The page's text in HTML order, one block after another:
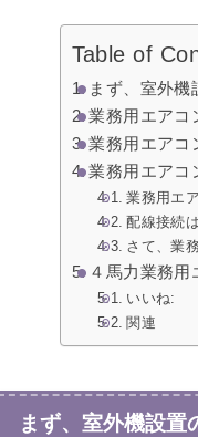
Table of
まず、室外機
業務用エアコ
業務用エアコ
業務用エアコ
業務用エ
配線接続
さて、業
４馬力業務用
いいね:
関連
まず、室外機設置